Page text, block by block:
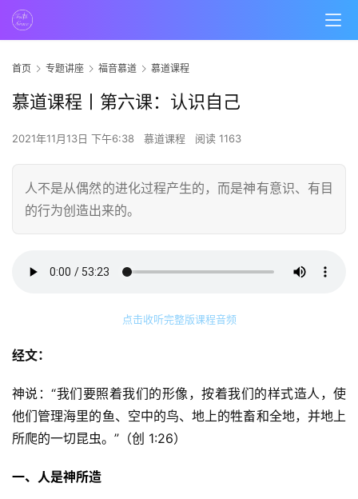
首页 专题讲座 福音慕道 慕道课程
慕道课程丨第六课：认识自己
2021年11月13日 下午6:38 慕道课程 阅读 1163
人不是从偶然的进化过程产生的，而是神有意识、有目
的行为创造出来的。
点击收听完整版课程音频
经文：
神说：“我们要照着我们的形像，按着我们的样式造人，使
他们管理海里的鱼、空中的鸟、地上的牲畜和全地，并地上
所爬的一切昆虫。”（创 1:26）
一、人是神所造